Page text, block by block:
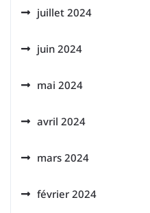
juillet 2024
juin 2024
mai 2024
avril 2024
mars 2024
février 2024